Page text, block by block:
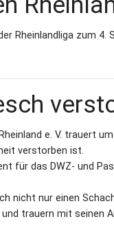
Rheinlandliga zum 4.
e. V. trauert
verstorben ist.
für das DWZ- und
nicht nur einen
trauern mit seinen